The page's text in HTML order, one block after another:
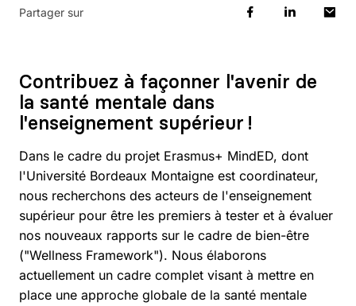
Partager sur
Contribuez à façonner l'avenir de
la santé mentale dans
l'enseignement supérieur !
Dans le cadre du projet Erasmus+ MindED, dont
l'Université Bordeaux Montaigne est coordinateur,
nous recherchons des acteurs de l'enseignement
supérieur pour être les premiers à tester et à évaluer
nos nouveaux rapports sur le cadre de bien-être
("Wellness Framework"). Nous élaborons
actuellement un cadre complet visant à mettre en
place une approche globale de la santé mentale